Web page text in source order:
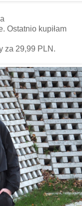
Ostatnio kupiłam
za 29,99 PLN.